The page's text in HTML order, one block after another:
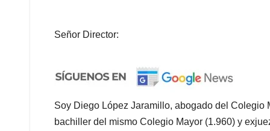
Señor Director:
Soy Diego López Jaramillo, abogado del Colegio
bachiller del mismo Colegio Mayor (1.960) y